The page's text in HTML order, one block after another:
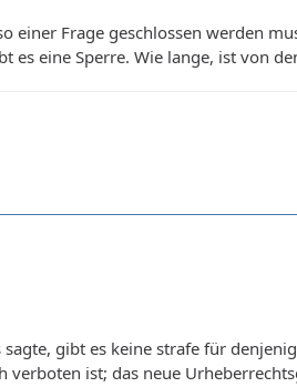
einer Frage geschlossen werden
es eine Sperre. Wie lange, ist von
gibt es keine strafe für
verboten ist; das neue